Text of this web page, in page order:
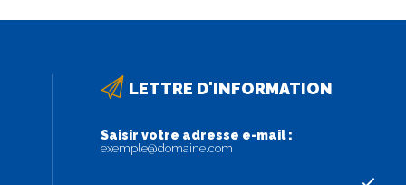
LETTRE D'INFORMATION
Saisir votre adresse e-mail :
exemple@domaine.com